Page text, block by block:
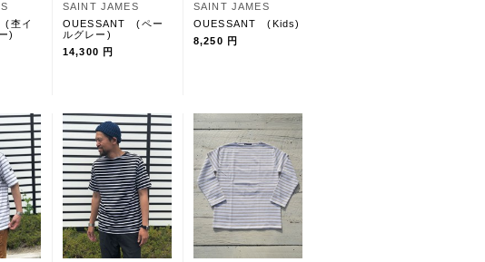
杢イ
)
SAINT JAMES
OUESSANT (ペー
ルグレー)
14,300 円
SAINT JAMES
OUESSANT (Kids)
8,250 円